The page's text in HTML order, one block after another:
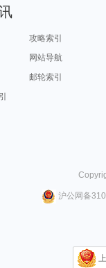
攻略索引
网站导航
邮轮索引
沪公网备